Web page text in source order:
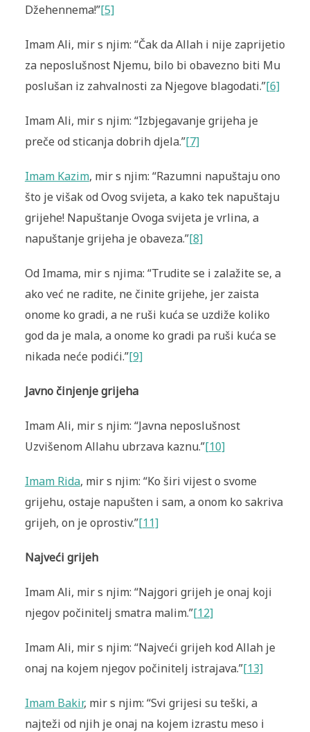
Džehennema!”[5]
Imam Ali, mir s njim: “Čak da Allah i nije zaprijetio
za neposlušnost Njemu, bilo bi obavezno biti Mu
poslušan iz zahvalnosti za Njegove blagodati.”[6]
Imam Ali, mir s njim: “Izbjegavanje grijeha je
preče od sticanja dobrih djela.”[7]
Imam Kazim, mir s njim: “Razumni napuštaju ono
što je višak od Ovog svijeta, a kako tek napuštaju
grijehe! Napuštanje Ovoga svijeta je vrlina, a
napuštanje grijeha je obaveza.”[8]
Od Imama, mir s njima: “Trudite se i zalažite se, a
ako već ne radite, ne činite grijehe, jer zaista
onome ko gradi, a ne ruši kuća se uzdiže koliko
god da je mala, a onome ko gradi pa ruši kuća se
nikada neće podići.”[9]
Javno činjenje grijeha
Imam Ali, mir s njim: “Javna neposlušnost
Uzvišenom Allahu ubrzava kaznu.”[10]
Imam Rida, mir s njim: “Ko širi vijest o svome
grijehu, ostaje napušten i sam, a onom ko sakriva
grijeh, on je oprostiv.”[11]
Najveći grijeh
Imam Ali, mir s njim: “Najgori grijeh je onaj koji
njegov počinitelj smatra malim.”[12]
Imam Ali, mir s njim: “Najveći grijeh kod Allah je
onaj na kojem njegov počinitelj istrajava.”[13]
Imam Bakir, mir s njim: “Svi grijesi su teški, a
najteži od njih je onaj na kojem izrastu meso i